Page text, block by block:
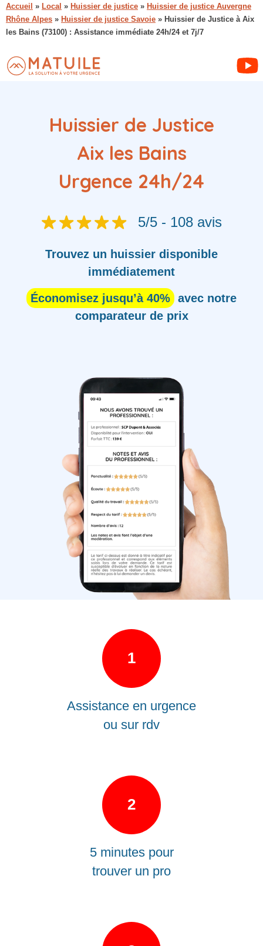
Accueil » Local » Huissier de justice » Huissier de justice Auvergne
Rhône Alpes » Huissier de justice Savoie » Huissier de Justice à Aix
les Bains (73100) : Assistance immédiate 24h/24 et 7j/7
Huissier de Justice
Aix les Bains
Urgence 24h/24
5/5 - 108 avis
Trouvez un huissier disponible
immédiatement
Économisez jusqu’à 40% avec notre
comparateur de prix
1
Assistance en urgence
ou sur rdv
2
5 minutes pour
trouver un pro